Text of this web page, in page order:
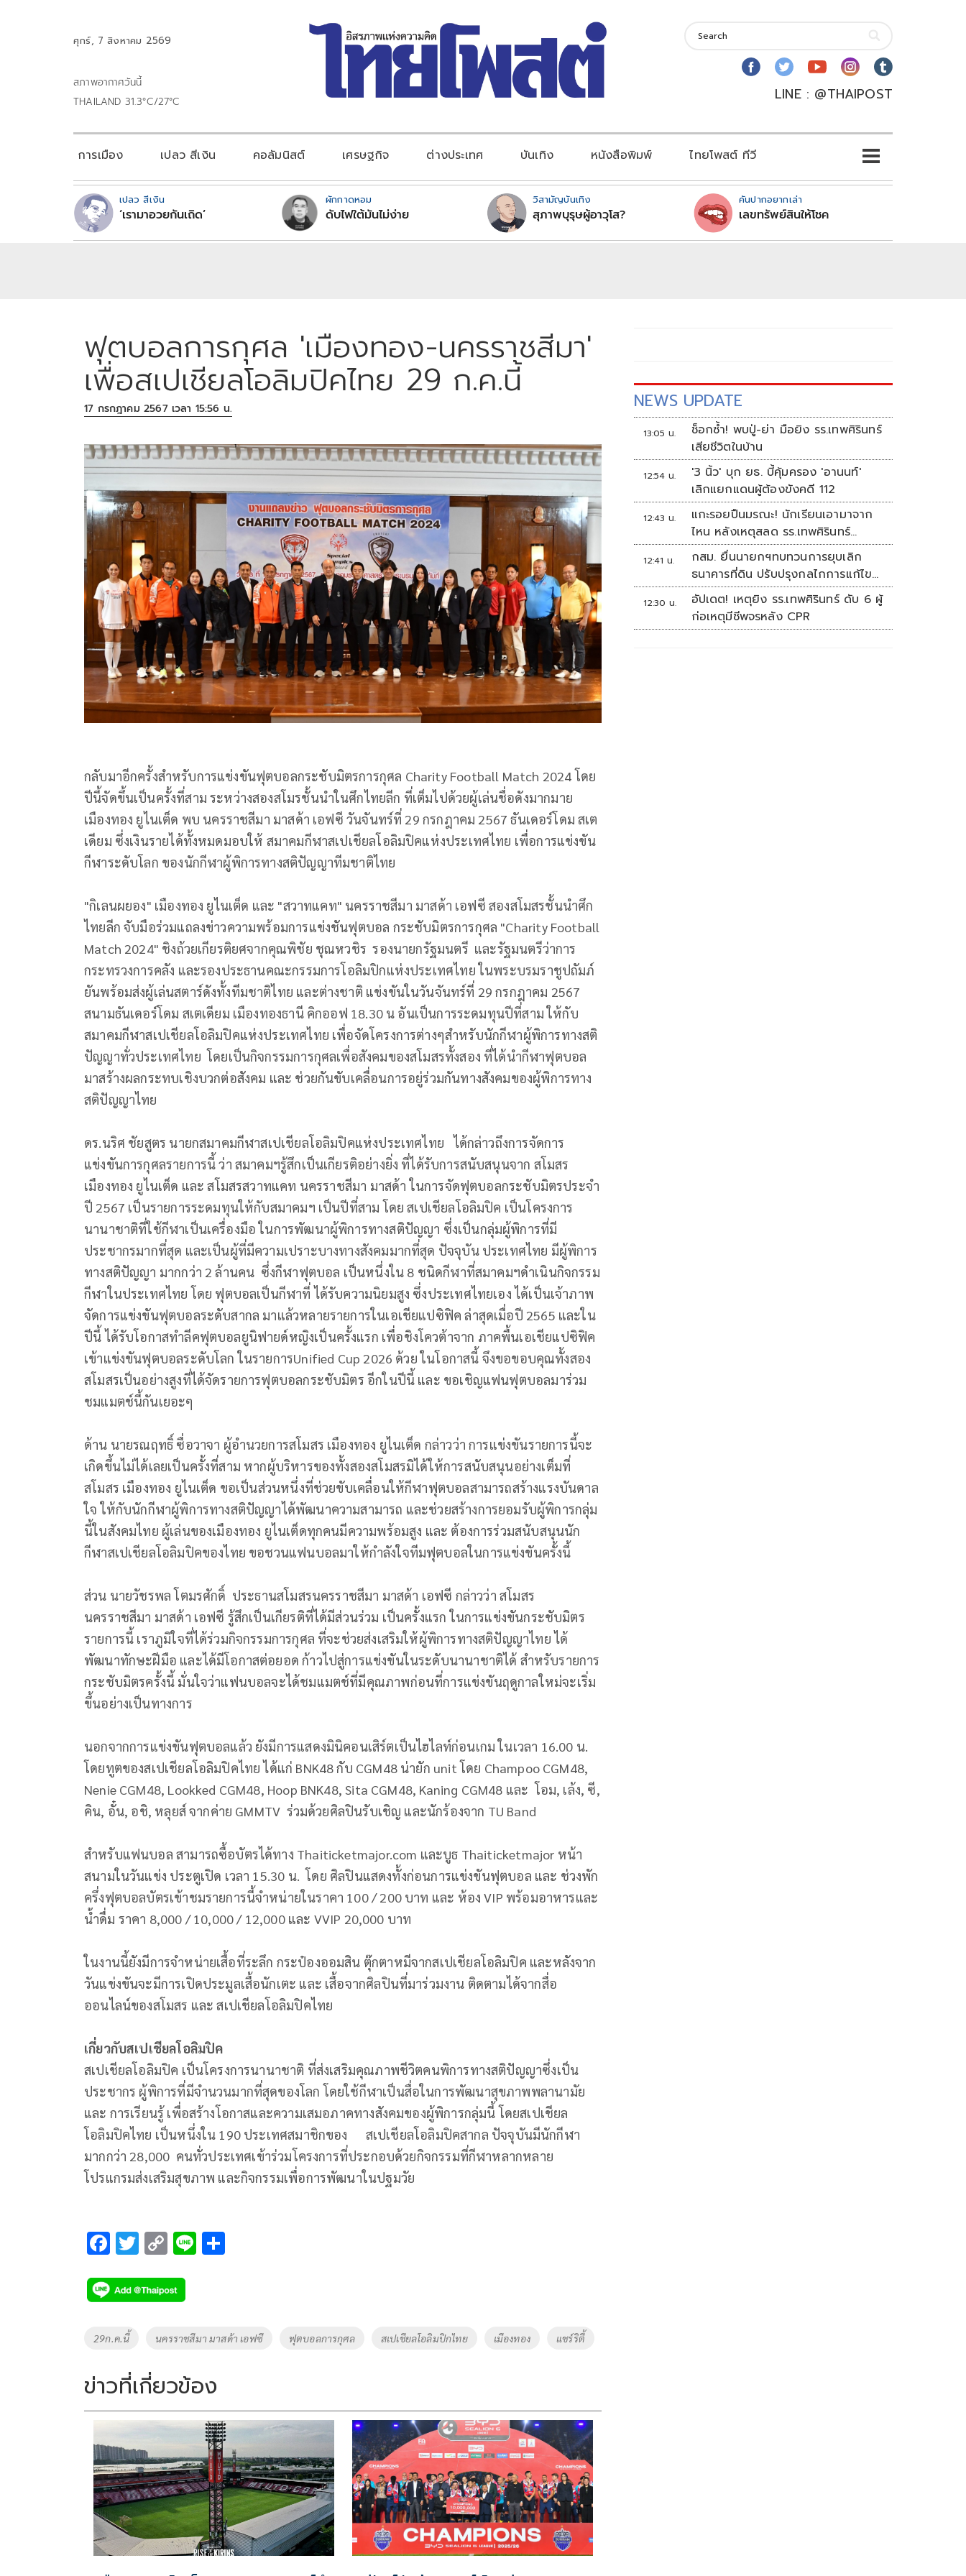
ศุกร์, 7 สิงหาคม 2569
สภาพอากาศวันนี้
THAILAND 31.3°C/27°C
LINE : @THAIPOST
การเมือง เปลว สีเงิน คอลัมนิสต์ เศรษฐกิจ ต่างประเทศ บันเทิง หนังสือพิมพ์ ไทยโพสต์ ทีวี
เปลว สีเงิน
‘เรามาอวยกันเถิด’
ผักกาดหอม
ดับไฟใต้มันไม่ง่าย
วิสามัญบันเทิง
สุภาพบุรุษผู้อาวุโส?
คันปากอยากเล่า
เลขทรัพย์สินให้โชค
ฟุตบอลการกุศล 'เมืองทอง-นครราชสีมา'
เพื่อสเปเชียลโอลิมปิคไทย 29 ก.ค.นี้
17 กรกฎาคม 2567 เวลา 15:56 น.
กลับมาอีกครั้งสำหรับการแข่งขันฟุตบอลกระชับมิตรการกุศล Charity Football Match 2024 โดย
ปีนี้จัดขึ้นเป็นครั้งที่สาม ระหว่างสองสโมรชั้นนำในศึกไทยลีก ที่เต็มไปด้วยผู้เล่นชื่อดังมากมาย
เมืองทอง ยูไนเต็ด พบ นครราชสีมา มาสด้า เอฟซี วันจันทร์ที่ 29 กรกฎาคม 2567 ธันเดอร์โดม สเต
เดียม ซึ่งเงินรายได้ทั้งหมดมอบให้ สมาคมกีฬาสเปเชียลโอลิมปิคแห่งประเทศไทย เพื่อการแข่งขัน
กีฬาระดับโลก ของนักกีฬาผู้พิการทางสติปัญญาทีมชาติไทย
"กิเลนผยอง" เมืองทอง ยูไนเต็ด และ "สวาทแคท" นครราชสีมา มาสด้า เอฟซี สองสโมสรชั้นนำศึก
ไทยลีก จับมือร่วมแถลงข่าวความพร้อมการแข่งชันฟุตบอล กระชับมิตรการกุศล "Charity Football
Match 2024" ชิงถ้วยเกียรติยศจากคุณพิชัย ชุณหวชิร รองนายกรัฐมนตรี และรัฐมนตรีว่าการ
กระทรวงการคลัง และรองประธานคณะกรรมการโอลิมปิกแห่งประเทศไทย ในพระบรมราชูปถัมภ์
ยันพร้อมส่งผู้เล่นสตาร์ดังทั้งทีมชาติไทย และต่างชาติ แข่งขันในวันจันทร์ที่ 29 กรกฎาคม 2567
สนามธันเดอร์โดม สเตเดียม เมืองทองธานี คิกออฟ 18.30 น อันเป็นการระดมทุนปีที่สาม ให้กับ
สมาคมกีฬาสเปเชียลโอลิมปิคแห่งประเทศไทย เพื่อจัดโครงการต่างๆสำหรับนักกีฬาผู้พิการทางสติ
ปัญญาทั่วประเทศไทย โดยเป็นกิจกรรมการกุศลเพื่อสังคมของสโมสรทั้งสอง ที่ได้นำกีฬาฟุตบอล
มาสร้างผลกระทบเชิงบวกต่อสังคม และ ช่วยกันขับเคลื่อนการอยู่ร่วมกันทางสังคมของผู้พิการทาง
สติปัญญาไทย
ดร.นริศ ชัยสูตร นายกสมาคมกีฬาสเปเชียลโอลิมปิคแห่งประเทศไทย ได้กล่าวถึงการจัดการ
แข่งขันการกุศลรายการนี้ ว่า สมาคมฯรู้สึกเป็นเกียรติอย่างยิ่ง ที่ได้รับการสนับสนุนจาก สโมสร
เมืองทอง ยูไนเต็ด และ สโมสรสวาทแคท นครราชสีมา มาสด้า ในการจัดฟุตบอลกระชับมิตรประจำ
ปี 2567 เป็นรายการระดมทุนให้กับสมาคมฯ เป็นปีที่สาม โดย สเปเชียลโอลิมปิค เป็นโครงการ
นานาชาติที่ใช้กีฬาเป็นเครื่องมือ ในการพัฒนาผู้พิการทางสติปัญญา ซึ่งเป็นกลุ่มผู้พิการที่มี
ประชากรมากที่สุด และเป็นผู้ที่มีความเปราะบางทางสังคมมากที่สุด ปัจจุบัน ประเทศไทย มีผู้พิการ
ทางสติปัญญา มากกว่า 2 ล้านคน ซึ่งกีฬาฟุตบอล เป็นหนึ่งใน 8 ชนิดกีฬาที่สมาคมฯดำเนินกิจกรรม
กีฬาในประเทศไทย โดย ฟุตบอลเป็นกีฬาที่ ได้รับความนิยมสูง ซึ่งประเทศไทยเอง ได้เป็นเจ้าภาพ
จัดการแข่งขันฟุตบอลระดับสากล มาแล้วหลายรายการในเอเชียแปซิฟิค ล่าสุดเมื่อปี 2565 และใน
ปีนี้ ได้รับโอกาสทำลีคฟุตบอลยูนิฟายด์หญิงเป็นครั้งแรก เพื่อชิงโควต้าจาก ภาคพื้นเอเชียแปซิฟิค
เข้าแข่งขันฟุตบอลระดับโลก ในรายการUnified Cup 2026 ด้วย ในโอกาสนี้ จึงขอขอบคุณทั้งสอง
สโมสรเป็นอย่างสูงที่ได้จัดรายการฟุตบอลกระชับมิตร อีกในปีนี้ และ ขอเชิญแฟนฟุตบอลมาร่วม
ชมแมตช์นี้กันเยอะๆ
ด้าน นายรณฤทธิ์ ซื่อวาจา ผู้อำนวยการสโมสร เมืองทอง ยูไนเต็ด กล่าวว่า การแข่งขันรายการนี้จะ
เกิดขึ้นไม่ได้เลยเป็นครั้งที่สาม หากผู้บริหารของทั้งสองสโมสรมิได้ให้การสนับสนุนอย่างเต็มที่
สโมสร เมืองทอง ยูไนเต็ด ขอเป็นส่วนหนึ่งที่ช่วยขับเคลื่อนให้กีฬาฟุตบอลสามารถสร้างแรงบันดาล
ใจ ให้กับนักกีฬาผู้พิการทางสติปัญญาได้พัฒนาความสามารถ และช่วยสร้างการยอมรับผู้พิการกลุ่ม
นี้ในสังคมไทย ผู้เล่นของเมืองทอง ยูไนเต็ดทุกคนมีความพร้อมสูง และ ต้องการร่วมสนับสนุนนัก
กีฬาสเปเชียลโอลิมปิคของไทย ขอชวนแฟนบอลมาให้กำลังใจทีมฟุตบอลในการแข่งขันครั้งนี้
ส่วน นายวัชรพล โตมรศักดิ์ ประธานสโมสรนครราชสีมา มาสด้า เอฟซี กล่าวว่า สโมสร
นครราชสีมา มาสด้า เอฟซี รู้สึกเป็นเกียรติที่ได้มีส่วนร่วม เป็นครั้งแรก ในการแข่งขันกระชับมิตร
รายการนี้ เราภูมิใจที่ได้ร่วมกิจกรรมการกุศล ที่จะช่วยส่งเสริมให้ผู้พิการทางสติปัญญาไทย ได้
พัฒนาทักษะฝีมือ และได้มีโอกาสต่อยอด ก้าวไปสู่การแข่งขันในระดับนานาชาติได้ สำหรับรายการ
กระชับมิตรครั้งนี้ มั่นใจว่าแฟนบอลจะได้ชมแมตช์ที่มีคุณภาพก่อนที่การแข่งขันฤดูกาลใหม่จะเริ่ม
ขึ้นอย่างเป็นทางการ
นอกจากการแข่งขันฟุตบอลแล้ว ยังมีการแสดงมินิคอนเสิร์ตเป็นไฮไลท์ก่อนเกม ในเวลา 16.00 น.
โดยทูตของสเปเชียลโอลิมปิคไทย ได้แก่ BNK48 กับ CGM48 น่ายัก unit โดย Champoo CGM48,
Nenie CGM48, Lookked CGM48, Hoop BNK48, Sita CGM48, Kaning CGM48 และ โอม, เล้ง, ซี,
คิน, อั๋น, อชิ, หลุยส์ จากค่าย GMMTV ร่วมด้วยศิลปินรับเชิญ และนักร้องจาก TU Band
สำหรับแฟนบอล สามารถซื้อบัตรได้ทาง Thaiticketmajor.com และบูธ Thaiticketmajor หน้า
สนามในวันแข่ง ประตูเปิด เวลา 15.30 น. โดย ศิลปินแสดงทั้งก่อนการแข่งขันฟุตบอล และ ช่วงพัก
ครึ่งฟุตบอลบัตรเข้าชมรายการนี้จำหน่ายในราคา 100 / 200 บาท และ ห้อง VIP พร้อมอาหารและ
น้ำดื่ม ราคา 8,000 / 10,000 / 12,000 และ VVIP 20,000 บาท
ในงานนี้ยังมีการจำหน่ายเสื้อที่ระลึก กระป๋องออมสิน ตุ๊กตาหมีจากสเปเชียลโอลิมปิค และหลังจาก
วันแข่งขันจะมีการเปิดประมูลเสื้อนักเตะ และ เสื้อจากศิลปินที่มาร่วมงาน ติดตามได้จากสื่อ
ออนไลน์ของสโมสร และ สเปเชียลโอลิมปิคไทย
เกี่ยวกับสเปเชียลโอลิมปิค
สเปเชียลโอลิมปิค เป็นโครงการนานาชาติ ที่ส่งเสริมคุณภาพชีวิตคนพิการทางสติปัญญาซึ่งเป็น
ประชากร ผู้พิการที่มีจำนวนมากที่สุดของโลก โดยใช้กีฬาเป็นสื่อในการพัฒนาสุขภาพพลานามัย
และ การเรียนรู้ เพื่อสร้างโอกาสและความเสมอภาคทางสังคมของผู้พิการกลุ่มนี้ โดยสเปเชียล
โอลิมปิคไทย เป็นหนึ่งใน 190 ประเทศสมาชิกของ สเปเชียลโอลิมปิคสากล ปัจจุบันมีนักกีฬา
มากกว่า 28,000 คนทั่วประเทศเข้าร่วมโครงการที่ประกอบด้วยกิจกรรมที่กีฬาหลากหลาย
โปรแกรมส่งเสริมสุขภาพ และกิจกรรมเพื่อการพัฒนาในปฐมวัย
F
e
b
o
k
T
tt
er
C
p
y
Li
k
Li
Tags
29ก.ค.นี้ นครราชสีมา มาสด้า เอฟซี ฟุตบอลการกุศล สเปเชียลโอลิมปิกไทย เมืองทอง แชร์ริตี้
ข่าวที่เกี่ยวข้อง
NEWS UPDATE
13:05 น.
ช็อกซ้ำ! พบปู่-ย่า มือยิง รร.เทพศิรินทร์
เสียชีวิตในบ้าน
12:54 น.
'3 นิ้ว' บุก ยธ. บี้คุ้มครอง 'อานนท์'
เลิกแยกแดนผู้ต้องขังคดี 112
12:43 น.
แกะรอยปืนมรณะ! นักเรียนเอามาจาก
ไหน หลังเหตุสลด รร.เทพศิรินทร์
นนทบุรี
12:41 น.
กสม. ยื่นนายกฯทบทวนการยุบเลิก
ธนาคารที่ดิน ปรับปรุงกลไกการแก้ไข
ปัญหาความเหลื่อมล้ำ
12:30 น.
อัปเดต! เหตุยิง รร.เทพศิรินทร์ ดับ 6 ผู้
ก่อเหตุมีชีพจรหลัง CPR